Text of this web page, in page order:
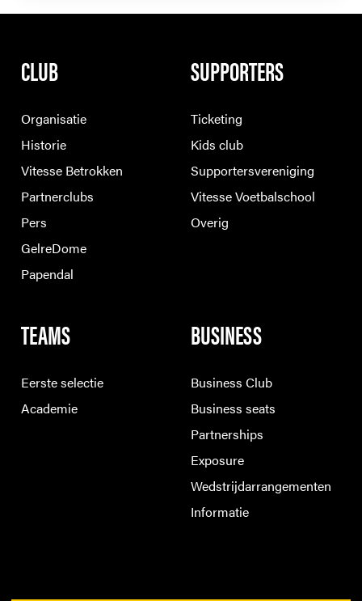
CLUB
Organisatie
Historie
Vitesse Betrokken
Partnerclubs
Pers
GelreDome
Papendal
SUPPORTERS
Ticketing
Kids club
Supportersvereniging
Vitesse Voetbalschool
Overig
TEAMS
Eerste selectie
Academie
BUSINESS
Business Club
Business seats
Partnerships
Exposure
Wedstrijdarrangementen
Informatie